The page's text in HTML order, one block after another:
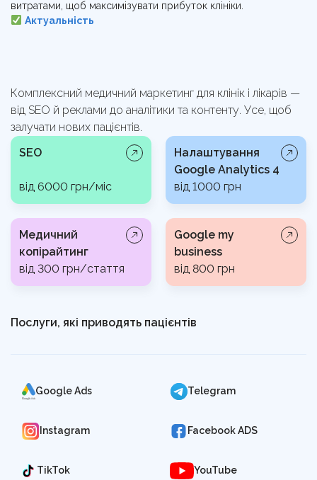
витратами, щоб максимізувати прибуток клініки.
Актуальність
Комплексний медичний маркетинг для клінік і лікарів —
від SEO й реклами до аналітики та контенту. Усе, щоб
залучати нових пацієнтів.
SEO
від 6000 грн/міс
Налаштування
Google Analytics 4
від 1000 грн
Медичний
копірайтинг
від 300 грн/стаття
Google my
business
від 800 грн
Послуги, які приводять пацієнтів
Google Ads Telegram
Instagram Facebook ADS
TikTok YouTube